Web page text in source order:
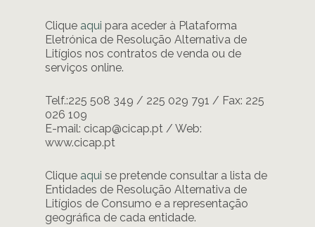
Clique aqui para aceder à Plataforma
Eletrónica de Resolução Alternativa de
Litígios nos contratos de venda ou de
serviços online.
Telf.:225 508 349 / 225 029 791 / Fax: 225
026 109
E-mail: cicap@cicap.pt / Web:
www.cicap.pt
Clique aqui se pretende consultar a lista de
Entidades de Resolução Alternativa de
Litígios de Consumo e a representação
geográfica de cada entidade.